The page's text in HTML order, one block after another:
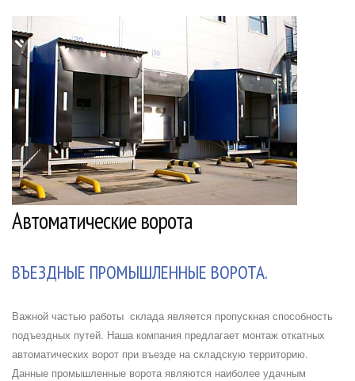
Автоматические ворота
ВЪЕЗДНЫЕ ПРОМЫШЛЕННЫЕ ВОРОТА.
Важной частью работы склада является пропускная способность
подъездных путей. Наша компания предлагает монтаж откатных
автоматических ворот при въезде на складскую территорию.
Данные промышленные ворота являются наиболее удачным